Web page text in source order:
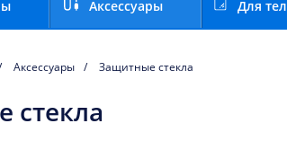
Аксессуары Для
Аксессуары Защитные стекла
стекла